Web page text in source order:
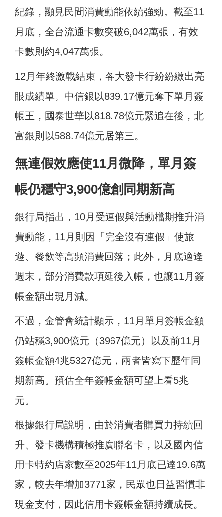
紀錄，顯見民間消費動能依續強勁。截至11
月底，全台流通卡數突破6,042萬張，有效
卡數則約4,047萬張。
12月年終激戰結束，各大發卡行紛紛繳出亮
眼成績單。中信銀以839.17億元奪下單月簽
帳王，國泰世華以818.78億元緊追在後，北
富銀則以588.74億元居第三。
無連假效應使11月微降，單月簽
帳仍穩守3,900億創同期新高
銀行局指出，10月受連假與活動檔期推升消
費動能，11月則因「完全沒有連假」使旅
遊、餐飲等高頻消費回落；此外，月底適逢
週末，部分消費款項延後入帳，也讓11月簽
帳金額出現月減。
不過，金管會統計顯示，11月單月簽帳金額
仍站穩3,900億元（3967億元）以及前11月
簽帳金額4兆5327億元，兩者皆寫下歷年同
期新高。預估全年簽帳金額可望上看5兆
元。
根據銀行局說明，由於消費者購買力持續回
升、發卡機構積極推廣聯名卡，以及國內信
用卡特約店家數至2025年11月底已達19.6萬
家，較去年增加3771家，民眾也日益習慣非
現金支付，因此信用卡簽帳金額持續成長。